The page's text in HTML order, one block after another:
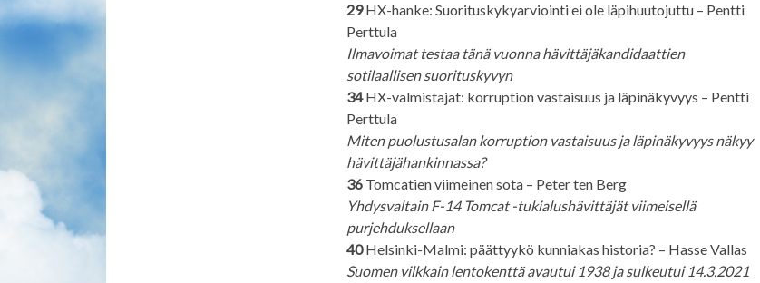
29HX-hanke: Suorituskykyarviointi ei ole läpihuutojuttu – Pentti
Perttula
Ilmavoimat testaa tänä vuonna hävittäjäkandidaattien
sotilaallisen suorituskyvyn
34HX-valmistajat: korruption vastaisuus ja läpinäkyvyys – Pentti
Perttula
Miten puolustusalan korruption vastaisuus ja läpinäkyvyys näkyy
hävittäjähankinnassa?
36Tomcatien viimeinen sota – Peter ten Berg
Yhdysvaltain F-14 Tomcat -tukialushävittäjät viimeisellä
purjehduksellaan
40Helsinki-Malmi: päättyykö kunniakas historia? – Hasse Vallas
Suomen vilkkain lentokenttä avautui 1938 ja sulkeutui 14.3.2021